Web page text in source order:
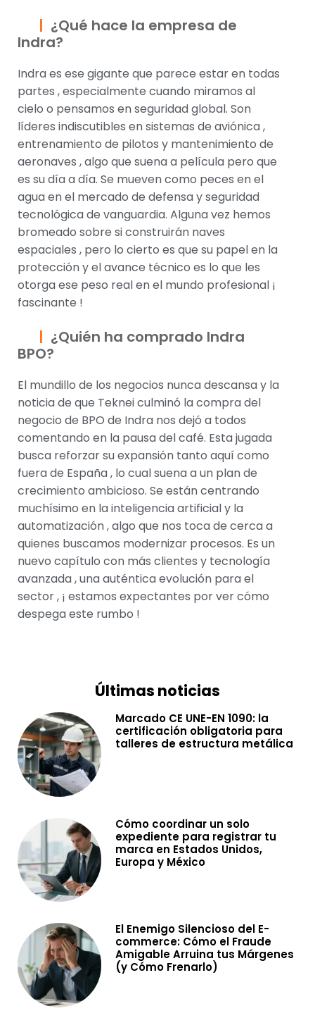
¿Qué hace la empresa de
Indra?
Indra es ese gigante que parece estar en todas
partes , especialmente cuando miramos al
cielo o pensamos en seguridad global. Son
líderes indiscutibles en sistemas de aviónica ,
entrenamiento de pilotos y mantenimiento de
aeronaves , algo que suena a película pero que
es su día a día. Se mueven como peces en el
agua en el mercado de defensa y seguridad
tecnológica de vanguardia. Alguna vez hemos
bromeado sobre si construirán naves
espaciales , pero lo cierto es que su papel en la
protección y el avance técnico es lo que les
otorga ese peso real en el mundo profesional ¡
fascinante !
¿Quién ha comprado Indra
BPO?
El mundillo de los negocios nunca descansa y la
noticia de que Teknei culminó la compra del
negocio de BPO de Indra nos dejó a todos
comentando en la pausa del café. Esta jugada
busca reforzar su expansión tanto aquí como
fuera de España , lo cual suena a un plan de
crecimiento ambicioso. Se están centrando
muchísimo en la inteligencia artificial y la
automatización , algo que nos toca de cerca a
quienes buscamos modernizar procesos. Es un
nuevo capítulo con más clientes y tecnología
avanzada , una auténtica evolución para el
sector , ¡ estamos expectantes por ver cómo
despega este rumbo !
Últimas noticias
Marcado CE UNE-EN 1090: la
certificación obligatoria para
talleres de estructura metálica
Cómo coordinar un solo
expediente para registrar tu
marca en Estados Unidos,
Europa y México
El Enemigo Silencioso del E-
commerce: Cómo el Fraude
Amigable Arruina tus Márgenes
(y Cómo Frenarlo)